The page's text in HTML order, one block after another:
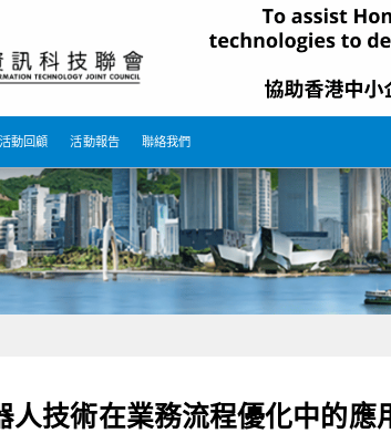
活動回顧 活動報告 聯絡我們
人技術在業務流程優化中的